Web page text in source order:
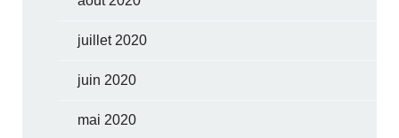
juillet 2020
juin 2020
mai 2020